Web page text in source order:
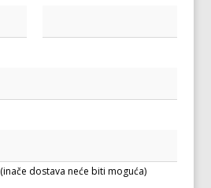
(inače dostava neće biti moguća)